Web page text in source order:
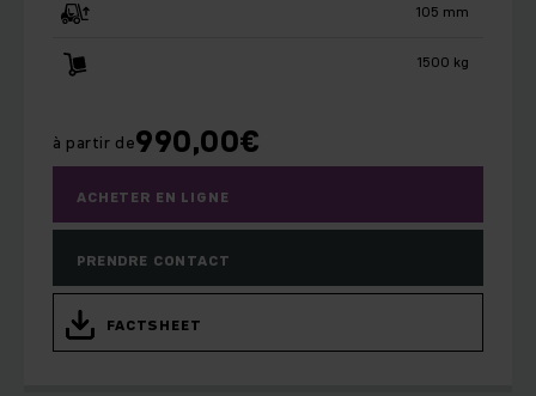
105 mm
1500 kg
à partir de €
990,00
ACHETER EN LIGNE
PRENDRE CONTACT
FACTSHEET